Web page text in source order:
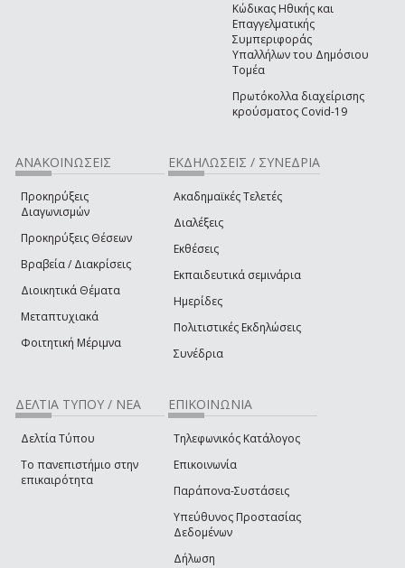
Κώδικας Ηθικής και
Επαγγελματικής
Συμπεριφοράς
Υπαλλήλων του Δημόσιου
Τομέα
Πρωτόκολλα διαχείρισης
κρούσματος Covid-19
ΑΝΑΚΟΙΝΩΣΕΙΣ
Προκηρύξεις
Διαγωνισμών
Προκηρύξεις Θέσεων
Βραβεία / Διακρίσεις
Διοικητικά Θέματα
Μεταπτυχιακά
Φοιτητική Μέριμνα
ΕΚΔΗΛΩΣΕΙΣ / ΣΥΝΕΔΡΙΑ
Ακαδημαϊκές Τελετές
Διαλέξεις
Εκθέσεις
Εκπαιδευτικά σεμινάρια
Ημερίδες
Πολιτιστικές Εκδηλώσεις
Συνέδρια
ΔΕΛΤΙΑ ΤΥΠΟΥ / ΝΕΑ
Δελτία Τύπου
Το πανεπιστήμιο στην
επικαιρότητα
ΕΠΙΚΟΙΝΩΝΙΑ
Τηλεφωνικός Κατάλογος
Επικοινωνία
Παράπονα-Συστάσεις
Υπεύθυνος Προστασίας
Δεδομένων
Δήλωση